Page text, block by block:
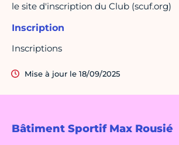
Bâtiment Sportif Max Rousié
le site d'inscription du Club (scuf.org)
Inscription
Inscriptions
Mise à jour le 18/09/2025